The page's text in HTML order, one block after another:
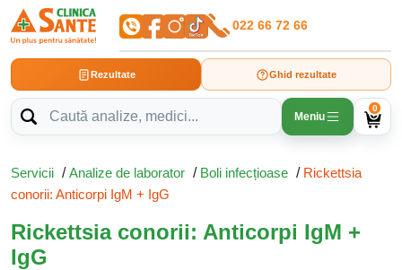
022 66 72 66
Rezultate Ghid rezultate
Meniu
0
Servicii /Analize de laborator / Boli infecțioase / Rickettsia
conorii: Anticorpi IgM + IgG
Rickettsia conorii: Anticorpi IgM +
IgG